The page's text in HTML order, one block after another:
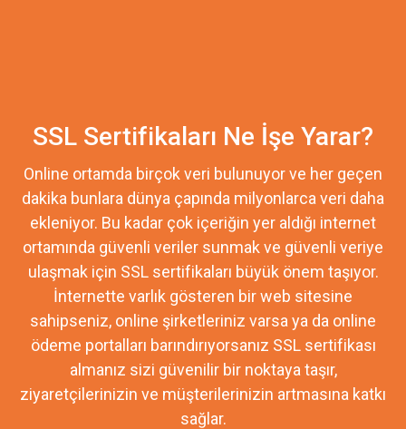
SSL Sertifikaları Ne İşe Yarar?
Online ortamda birçok veri bulunuyor ve her geçen
dakika bunlara dünya çapında milyonlarca veri daha
ekleniyor. Bu kadar çok içeriğin yer aldığı internet
ortamında güvenli veriler sunmak ve güvenli veriye
ulaşmak için SSL sertifikaları büyük önem taşıyor.
İnternette varlık gösteren bir web sitesine
sahipseniz, online şirketleriniz varsa ya da online
ödeme portalları barındırıyorsanız SSL sertifikası
almanız sizi güvenilir bir noktaya taşır,
ziyaretçilerinizin ve müşterilerinizin artmasına katkı
sağlar.